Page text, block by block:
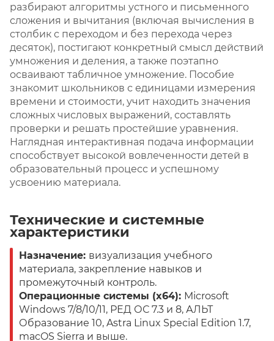
разбирают алгоритмы устного и письменного
сложения и вычитания (включая вычисления в
столбик с переходом и без перехода через
десяток), постигают конкретный смысл действий
умножения и деления, а также поэтапно
осваивают табличное умножение. Пособие
знакомит школьников с единицами измерения
времени и стоимости, учит находить значения
сложных числовых выражений, составлять
проверки и решать простейшие уравнения.
Наглядная интерактивная подача информации
способствует высокой вовлеченности детей в
образовательный процесс и успешному
усвоению материала.
Технические и системные
характеристики
Назначение: визуализация учебного
материала, закрепление навыков и
промежуточный контроль.
Операционные системы (x64): Microsoft
Windows 7/8/10/11, РЕД ОС 7.3 и 8, АЛЬТ
Образование 10, Astra Linux Special Edition 1.7,
macOS Sierra и выше.